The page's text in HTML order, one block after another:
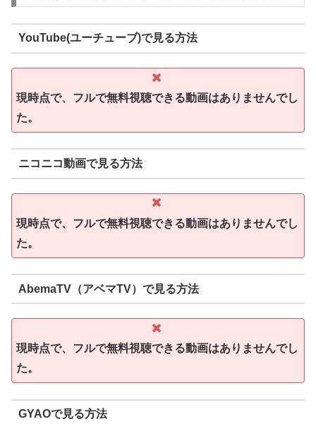
YouTube(ユーチューブ)で見る方法
現時点で、フルで無料視聴できる動画はありませんでし
た。
ニコニコ動画で見る方法
現時点で、フルで無料視聴できる動画はありませんでし
た。
AbemaTV（アベマTV）で見る方法
現時点で、フルで無料視聴できる動画はありませんでし
た。
GYAOで見る方法